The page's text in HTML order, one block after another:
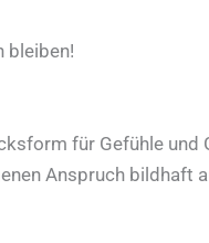
bleiben!
für Gefühle und
Anspruch bildhaft